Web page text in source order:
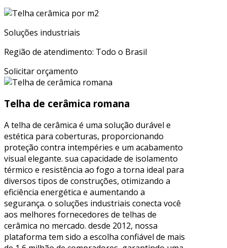
Soluções industriais
Região de atendimento: Todo o Brasil
Solicitar orçamento
Telha de cerâmica romana
A telha de cerâmica é uma solução durável e
estética para coberturas, proporcionando
proteção contra intempéries e um acabamento
visual elegante. sua capacidade de isolamento
térmico e resistência ao fogo a torna ideal para
diversos tipos de construções, otimizando a
eficiência energética e aumentando a
segurança. o soluções industriais conecta você
aos melhores fornecedores de telhas de
cerâmica no mercado. desde 2012, nossa
plataforma tem sido a escolha confiável de mais